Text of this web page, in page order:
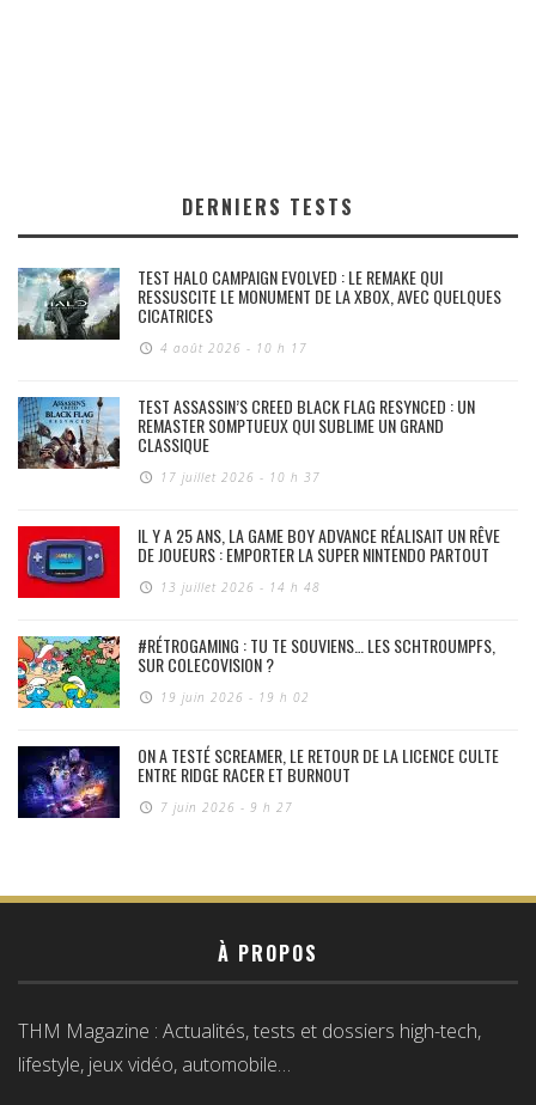
DERNIERS TESTS
TEST HALO CAMPAIGN EVOLVED : LE REMAKE QUI
RESSUSCITE LE MONUMENT DE LA XBOX, AVEC QUELQUES
CICATRICES
4 août 2026 - 10 h 17
TEST ASSASSIN’S CREED BLACK FLAG RESYNCED : UN
REMASTER SOMPTUEUX QUI SUBLIME UN GRAND
CLASSIQUE
17 juillet 2026 - 10 h 37
IL Y A 25 ANS, LA GAME BOY ADVANCE RÉALISAIT UN RÊVE
DE JOUEURS : EMPORTER LA SUPER NINTENDO PARTOUT
13 juillet 2026 - 14 h 48
#RÉTROGAMING : TU TE SOUVIENS… LES SCHTROUMPFS,
SUR COLECOVISION ?
19 juin 2026 - 19 h 02
ON A TESTÉ SCREAMER, LE RETOUR DE LA LICENCE CULTE
ENTRE RIDGE RACER ET BURNOUT
7 juin 2026 - 9 h 27
À PROPOS
THM Magazine : Actualités, tests et dossiers high-tech,
lifestyle, jeux vidéo, automobile…